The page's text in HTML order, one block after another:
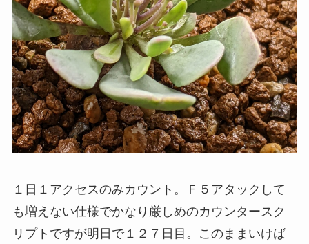
１日１アクセスのみカウント。Ｆ５アタックして
も増えない仕様でかなり厳しめのカウンタースク
リプトですが明日で１２７日目。このままいけば